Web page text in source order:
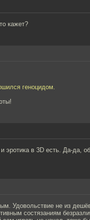
кажет?
геноцидом.
эротика в 3D есть. Да-да,
Удовольствие не из
состязаниям